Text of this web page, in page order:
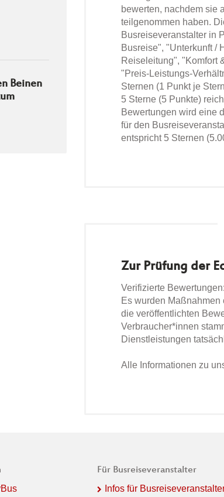
Beinen
bewerten, nachdem sie
teilgenommen haben.
Busreiseveranstalter in
Busreise", "Unterkunft /
Reiseleitung", "Komfort
"Preis-Leistungs-
Sternen (1 Punkt je
5 Sterne (5 Punkte)
Bewertungen wird eine
für den
entspricht 5 Sternen
Zur Prüfung der
Verifizierte Bewertungen:
Es wurden
die veröffentlichten
Verbraucher*innen
Dienstleistungen
Alle Informationen zu
Für Busreiseveranstalter
Infos für